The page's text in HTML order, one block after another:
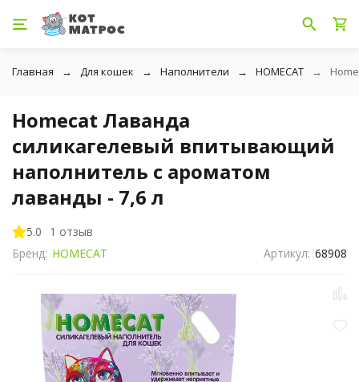
Главная Для кошек Наполнители HOMECAT
Homecat Лаванда
силикагелевый впитывающий
наполнитель с ароматом
лаванды - 7,6 л
5.0
1 отзыв
Бренд: HOMECAT Артикул: 68908